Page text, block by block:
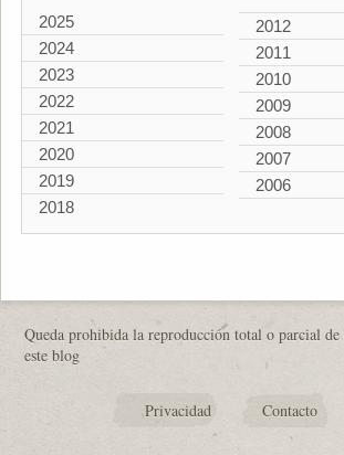
2025
2024
2023
2022
2021
2020
2019
2018
2012
2011
2010
2009
2008
2007
2006
Queda prohibida la reproducción total o parcial de
este blog
Privacidad Contacto